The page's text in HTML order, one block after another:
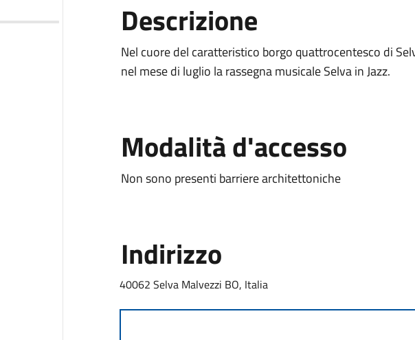
Descrizione
Nel cuore del caratteristico borgo quattrocentesco di
nel mese di luglio la rassegna musicale Selva in Jazz.
Modalità d'accesso
Non sono presenti barriere architettoniche
Indirizzo
40062 Selva Malvezzi BO, Italia